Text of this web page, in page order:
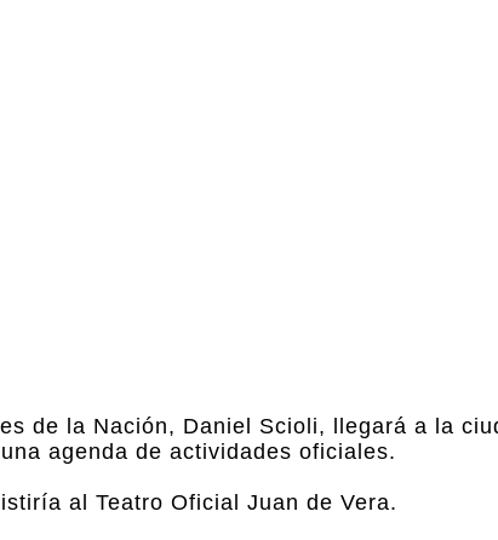
de la Nación, Daniel Scioli, llegará a la
agenda de actividades oficiales.
al Teatro Oficial Juan de Vera.